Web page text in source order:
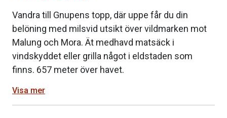
Vandra till Gnupens topp, där uppe får du din
belöning med milsvid utsikt över vildmarken mot
Malung och Mora. Ät medhavd matsäck i
vindskyddet eller grilla något i eldstaden som
finns. 657 meter över havet.
Visa mer